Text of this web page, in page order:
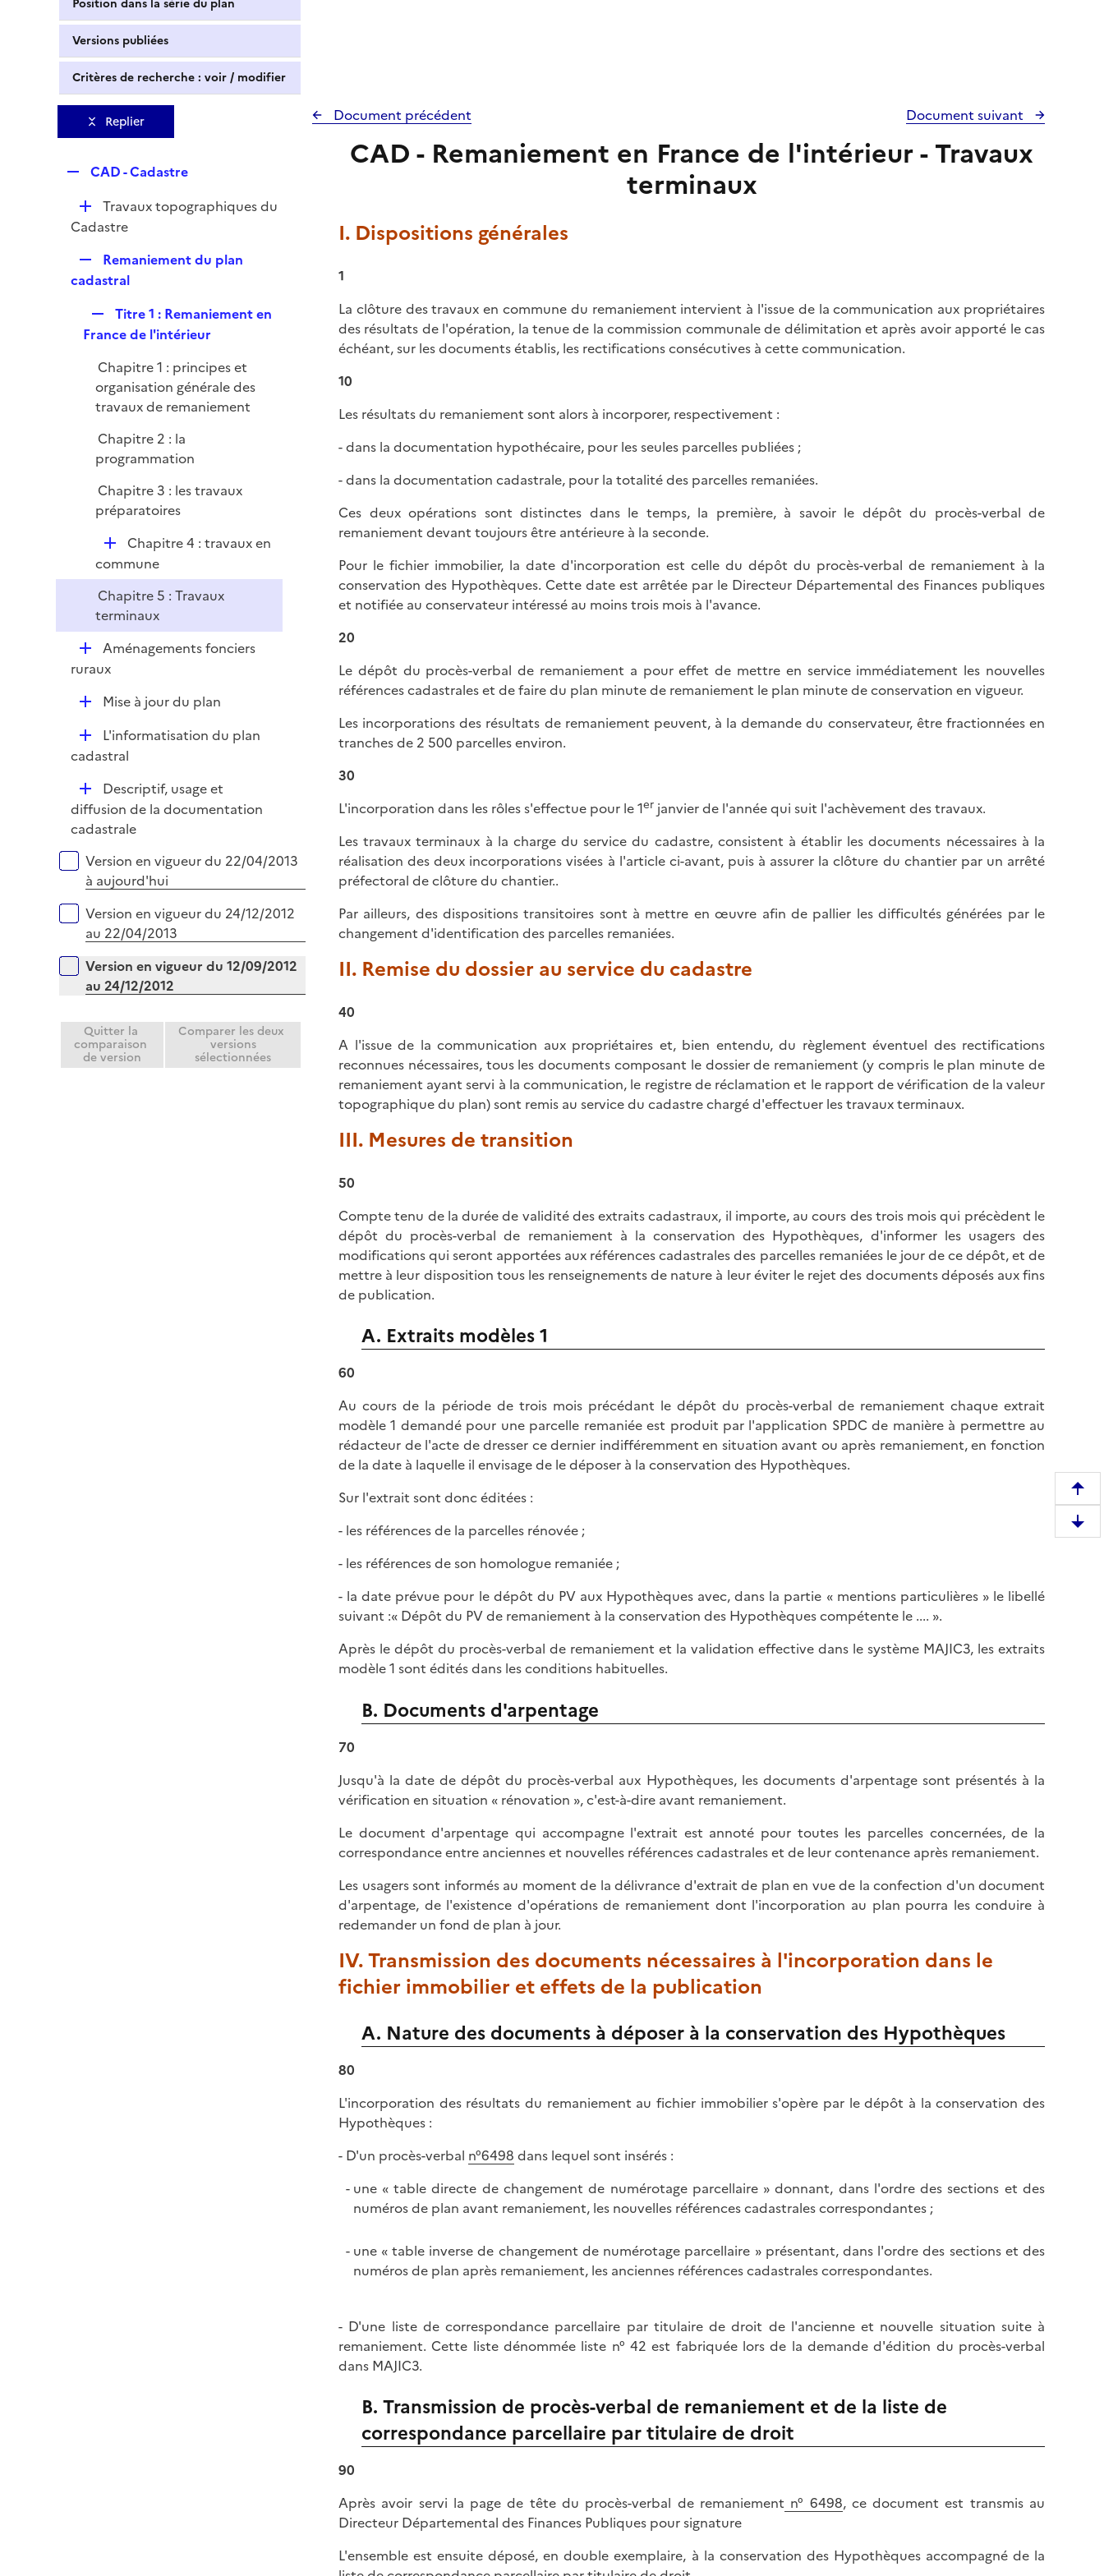
Position dans la série du plan
Versions publiées
Critères de recherche : voir / modifier
Replier
p
l
r
CAD - Cadastre
D
é
i
Travaux topographiques du
Cadastre
e
l
i
e
Remaniement du plan
cadastral
e
l
i
e
r
Titre 1 : Remaniement en
France de l'intérieur
Chapitre 1 : principes et
organisation générale des
travaux de remaniement
Chapitre 2 : la
programmation
Chapitre 3 : les travaux
préparatoires
D
é
p
l
i
Chapitre 4 : travaux en
commune
Chapitre 5 : Travaux
terminaux
D
é
r
Aménagements fonciers
ruraux
D
l
r
Mise à jour du plan
D
é
i
e
r
L'informatisation du plan
cadastral
D
é
p
i
e
r
Descriptif, usage et
diffusion de la documentation
cadastrale
Versions sur la période
Version en vigueur du 22/04/2013
à aujourd'hui
Version en vigueur du 24/12/2012
au 22/04/2013
Version en vigueur du 12/09/2012
au 24/12/2012
Quitter la
comparaison
de version
Comparer les deux
versions
sélectionnées
Document précédent Document suivant
CAD - Remaniement en France de l'intérieur - Travaux
terminaux
I. Dispositions générales
1
La clôture des travaux en commune du remaniement intervient à l'issue de la communication aux propriétaires
des résultats de l'opération, la tenue de la commission communale de délimitation et après avoir apporté le cas
échéant, sur les documents établis, les rectifications consécutives à cette communication.
10
Les résultats du remaniement sont alors à incorporer, respectivement :
- dans la documentation hypothécaire, pour les seules parcelles publiées ;
- dans la documentation cadastrale, pour la totalité des parcelles remaniées.
Ces deux opérations sont distinctes dans le temps, la première, à savoir le dépôt du procès-verbal de
remaniement devant toujours être antérieure à la seconde.
Pour le fichier immobilier, la date d'incorporation est celle du dépôt du procès-verbal de remaniement à la
conservation des Hypothèques. Cette date est arrêtée par le Directeur Départemental des Finances publiques
et notifiée au conservateur intéressé au moins trois mois à l'avance.
20
Le dépôt du procès-verbal de remaniement a pour effet de mettre en service immédiatement les nouvelles
références cadastrales et de faire du plan minute de remaniement le plan minute de conservation en vigueur.
Les incorporations des résultats de remaniement peuvent, à la demande du conservateur, être fractionnées en
tranches de 2 500 parcelles environ.
30
L'incorporation dans les rôles s'effectue pour le 1er janvier de l'année qui suit l'achèvement des travaux.
Les travaux terminaux à la charge du service du cadastre, consistent à établir les documents nécessaires à la
réalisation des deux incorporations visées à l'article ci-avant, puis à assurer la clôture du chantier par un arrêté
préfectoral de clôture du chantier..
Par ailleurs, des dispositions transitoires sont à mettre en œuvre afin de pallier les difficultés générées par le
changement d'identification des parcelles remaniées.
II. Remise du dossier au service du cadastre
40
A l'issue de la communication aux propriétaires et, bien entendu, du règlement éventuel des rectifications
reconnues nécessaires, tous les documents composant le dossier de remaniement (y compris le plan minute de
remaniement ayant servi à la communication, le registre de réclamation et le rapport de vérification de la valeur
topographique du plan) sont remis au service du cadastre chargé d'effectuer les travaux terminaux.
III. Mesures de transition
50
Compte tenu de la durée de validité des extraits cadastraux, il importe, au cours des trois mois qui précèdent le
dépôt du procès-verbal de remaniement à la conservation des Hypothèques, d'informer les usagers des
modifications qui seront apportées aux références cadastrales des parcelles remaniées le jour de ce dépôt, et de
mettre à leur disposition tous les renseignements de nature à leur éviter le rejet des documents déposés aux fins
de publication.
A. Extraits modèles 1
60
Au cours de la période de trois mois précédant le dépôt du procès-verbal de remaniement chaque extrait
modèle 1 demandé pour une parcelle remaniée est produit par l'application SPDC de manière à permettre au
rédacteur de l'acte de dresser ce dernier indifféremment en situation avant ou après remaniement, en fonction
de la date à laquelle il envisage de le déposer à la conservation des Hypothèques.
Sur l'extrait sont donc éditées :
- les références de la parcelles rénovée ;
- les références de son homologue remaniée ;
- la date prévue pour le dépôt du PV aux Hypothèques avec, dans la partie « mentions particulières » le libellé
suivant :« Dépôt du PV de remaniement à la conservation des Hypothèques compétente le .... ».
Après le dépôt du procès-verbal de remaniement et la validation effective dans le système MAJIC3, les extraits
modèle 1 sont édités dans les conditions habituelles.
B. Documents d'arpentage
70
Jusqu'à la date de dépôt du procès-verbal aux Hypothèques, les documents d'arpentage sont présentés à la
vérification en situation « rénovation », c'est-à-dire avant remaniement.
Le document d'arpentage qui accompagne l'extrait est annoté pour toutes les parcelles concernées, de la
correspondance entre anciennes et nouvelles références cadastrales et de leur contenance après remaniement.
Les usagers sont informés au moment de la délivrance d'extrait de plan en vue de la confection d'un document
d'arpentage, de l'existence d'opérations de remaniement dont l'incorporation au plan pourra les conduire à
redemander un fond de plan à jour.
IV. Transmission des documents nécessaires à l'incorporation dans le
fichier immobilier et effets de la publication
A. Nature des documents à déposer à la conservation des Hypothèques
80
L'incorporation des résultats du remaniement au fichier immobilier s'opère par le dépôt à la conservation des
Hypothèques :
- D'un procès-verbal n°6498 dans lequel sont insérés :
une « table directe de changement de numérotage parcellaire » donnant, dans l'ordre des sections et des
numéros de plan avant remaniement, les nouvelles références cadastrales correspondantes ;
une « table inverse de changement de numérotage parcellaire » présentant, dans l'ordre des sections et des
numéros de plan après remaniement, les anciennes références cadastrales correspondantes.
- D'une liste de correspondance parcellaire par titulaire de droit de l'ancienne et nouvelle situation suite à
remaniement. Cette liste dénommée liste n° 42 est fabriquée lors de la demande d'édition du procès-verbal
dans MAJIC3.
B. Transmission de procès-verbal de remaniement et de la liste de
correspondance parcellaire par titulaire de droit
90
Après avoir servi la page de tête du procès-verbal de remaniement n° 6498, ce document est transmis au
Directeur Départemental des Finances Publiques pour signature
L'ensemble est ensuite déposé, en double exemplaire, à la conservation des Hypothèques accompagné de la
e
m
D